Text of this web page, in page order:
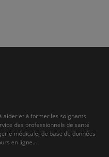
aider et à former les soignants
des professionnels de santé
médicale, de base de données
en ligne...